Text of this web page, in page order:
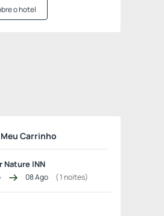
o hotel
Meu Carrinho
Nature INN
08 Ago (1noites)